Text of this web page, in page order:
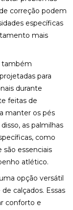
correção podem
específicas
mais
também
para
durante
feitas de
manter os pés
as palmilhas
como
essenciais
atlético.
opção versátil
calçados. Essas
conforto e
EQUILÍBRIO E